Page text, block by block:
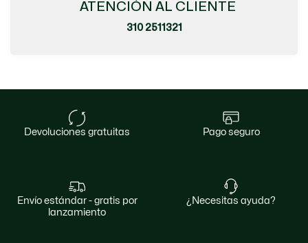
ATENCIÓN AL CLIENTE
310 2511321
devoluciones gratuitas pago seguro
envío estándar - gratis por
lanzamiento
¿necesitas ayuda?